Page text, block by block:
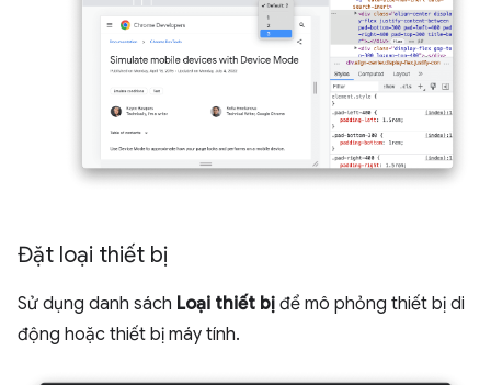
Đặt loại thiết bị
Sử dụng danh sách Loại thiết bị để mô phỏng thiết bị di
động hoặc thiết bị máy tính.